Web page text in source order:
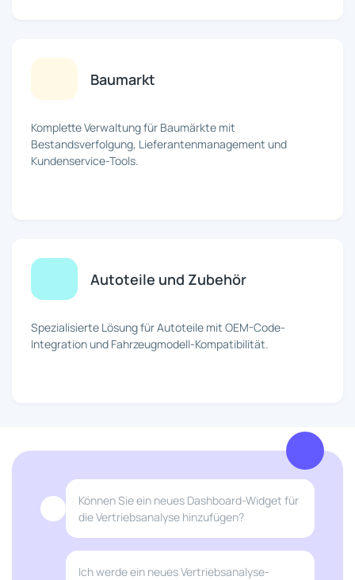
Baumarkt
Komplette Verwaltung für Baumärkte mit
Bestandsverfolgung, Lieferantenmanagement und
Kundenservice-Tools.
Autoteile und Zubehör
Spezialisierte Lösung für Autoteile mit OEM-Code-
Integration und Fahrzeugmodell-Kompatibilität.
Können Sie ein neues Dashboard-Widget für
die Vertriebsanalyse hinzufügen?
Ich werde ein neues Vertriebsanalyse-